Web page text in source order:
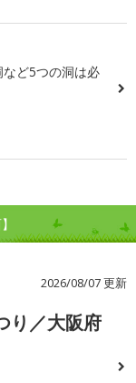
ど5つの洞は必
2026/08/07 更新
り／大阪府